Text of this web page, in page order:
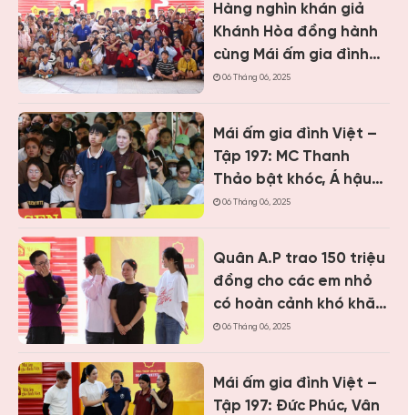
Hàng nghìn khán giả
Khánh Hòa đồng hành
cùng Mái ấm gia đình
Việt, trao hơn 9 tỷ
06 Tháng 06, 2025
Mái ấm gia đình Việt –
Tập 197: MC Thanh
Thảo bật khóc, Á hậu
Vân Nhi và ca sĩ Nguyễn
chăm mẹ bệnh tâm
thần
06 Tháng 06, 2025
Quân A.P trao 150 triệu
đồng cho các em nhỏ
có hoàn cảnh khó khăn
khi ghi hình “Mái ấm gia
06 Tháng 06, 2025
Mái ấm gia đình Việt –
Tập 197: Đức Phúc, Vân